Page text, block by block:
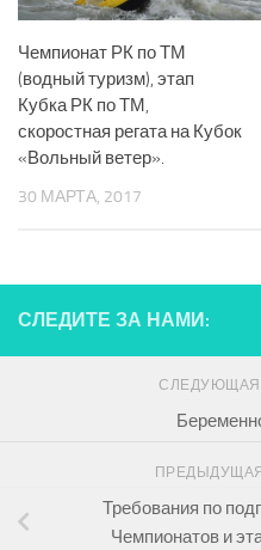
Чемпионат РК по ТМ
(водный туризм), этап
Кубка РК по ТМ,
скоростная регата на Кубок
«Вольный ветер».
30 МАРТА, 2017
СЛЕДИТЕ ЗА НАМИ:
СЛЕДУЮЩАЯ
Требования по
Чемпионатов и